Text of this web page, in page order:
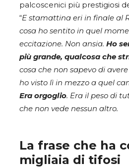
palcoscenici più prestigiosi
“E stamattina eri in finale al
cosa ho sentito in quel
eccitazione. Non ansia. Ho
più grande, qualcosa che
cosa che non sapevo di
ho visto lì in mezzo a quel
Era orgoglio. Era il peso di
che non vede nessun altro.
La frase che ha
migliaia di tifosi